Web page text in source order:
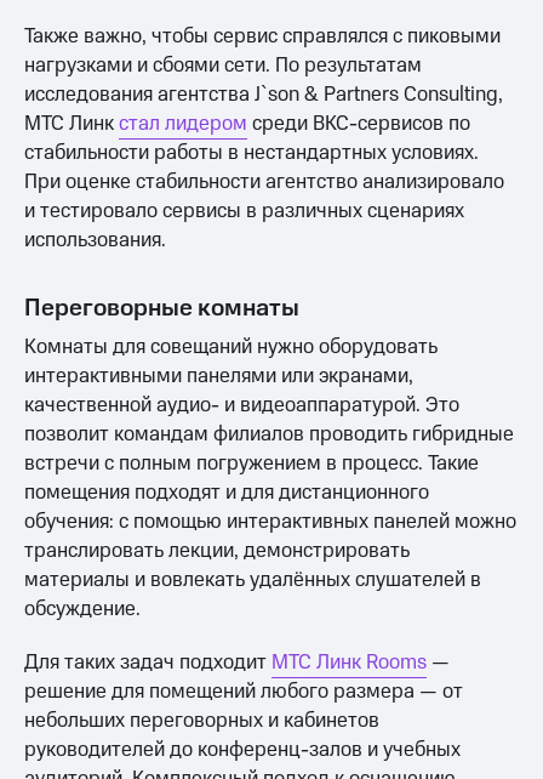
Также важно, чтобы сервис справлялся с пиковыми
нагрузками и сбоями сети. По результатам
исследования агентства J`son & Partners Consulting,
МТС Линкстал лидером среди ВКС-сервисов по
стабильности работы в нестандартных условиях.
При оценке стабильности агентство анализировало
и тестировало сервисы в различных сценариях
использования.
Переговорные комнаты
Комнаты для совещаний нужно оборудовать
интерактивными панелями или экранами,
качественной аудио- и видеоаппаратурой. Это
позволит командам филиалов проводить гибридные
встречи с полным погружением в процесс. Такие
помещения подходят и для дистанционного
обучения: с помощью интерактивных панелей можно
транслировать лекции, демонстрировать
материалы и вовлекать удалённых слушателей в
обсуждение.
Для таких задач подходит МТС Линк Rooms —
решение для помещений любого размера — от
небольших переговорных и кабинетов
руководителей до конференц-залов и учебных